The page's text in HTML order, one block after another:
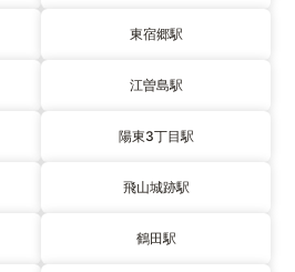
東宿郷駅
江曽島駅
陽東3丁目駅
飛山城跡駅
鶴田駅